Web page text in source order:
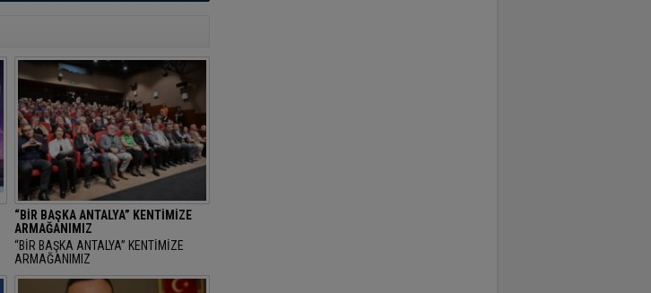
“BİR BAŞKA ANTALYA” KENTİMİZE
ARMAĞANIMIZ
“BİR BAŞKA ANTALYA” KENTİMİZE
ARMAĞANIMIZ